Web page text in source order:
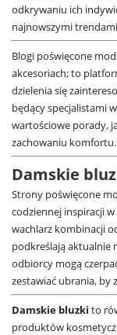
odkrywaniu ich
najnowszymi
Blogi poświęcone
akcesoriach; to
dzielenia się
będący specjalistami
wartościowe porady,
zachowaniu komfortu.
Damskie
Strony poświęcone
codziennej inspiracji
wachlarz kombinacji
podkreślają aktualnie
odbiorcy mogą
zestawiać ubrania, by
Damskie bluzki to
produktów